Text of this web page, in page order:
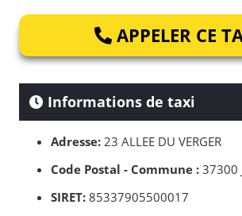
APPELER CE
Informations de taxi
Adresse: 23 ALLEE DU VERGER
Code Postal - Commune : 37300
SIRET: 85337905500017